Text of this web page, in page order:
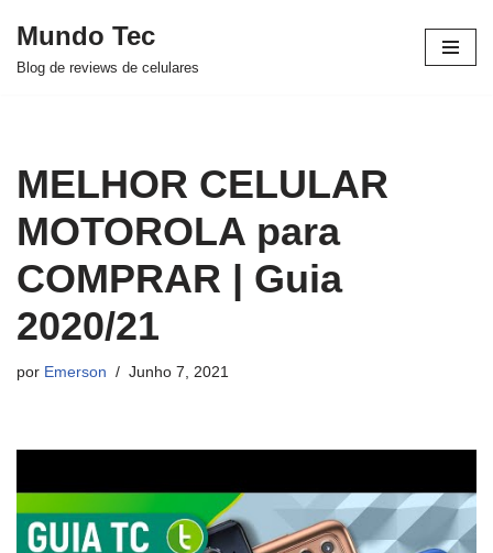
Avançar
Mundo Tec
Blog de reviews de celulares
MELHOR CELULAR
MOTOROLA para
COMPRAR | Guia
2020/21
por Emerson Junho 7, 2021